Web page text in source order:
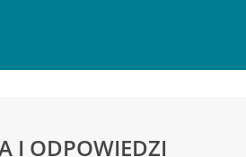
I ODPOWIEDZI